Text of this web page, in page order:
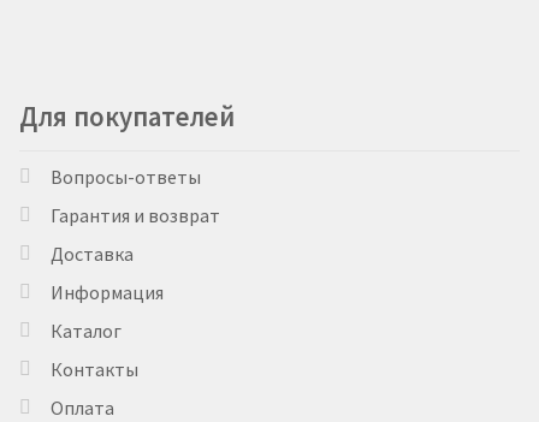
Для покупателей
Вопросы-ответы
Гарантия и возврат
Доставка
Информация
Каталог
Контакты
Оплата